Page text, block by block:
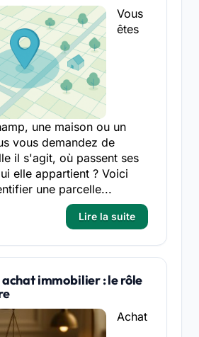
Vous
êtes
une maison ou un
vous demandez de
il s'agit, où passent ses
elle appartient ? Voici
une parcelle...
Lire la suite
immobilier : le rôle
Achat